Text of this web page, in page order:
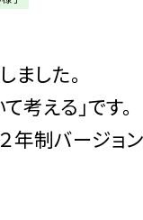
した。
考える」です。
制バージョン